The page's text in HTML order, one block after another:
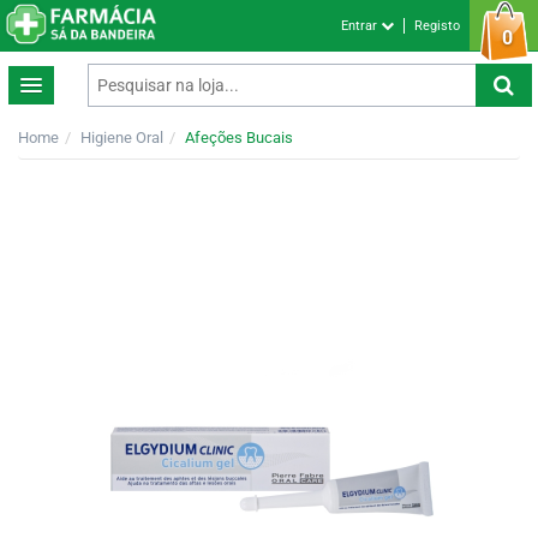
0
Entrar Registo
Home Higiene Oral Afeções Bucais